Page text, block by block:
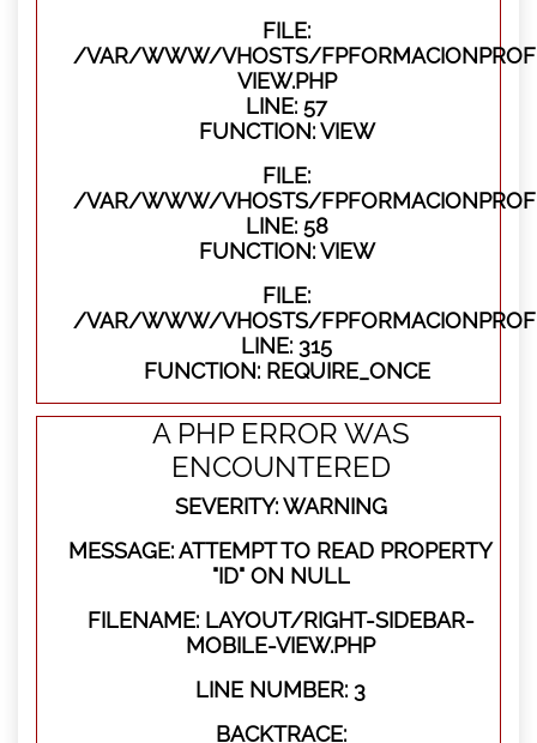
FILE:
/VAR/WWW/VHOSTS/
VIEW.PHP
LINE: 57
FUNCTION: VIEW
FILE:
/VAR/WWW/VHOSTS/
LINE: 58
FUNCTION: VIEW
FILE:
/VAR/WWW/VHOSTS/
LINE: 315
FUNCTION: REQUIRE_ONCE
A PHP ERROR WAS
ENCOUNTERED
SEVERITY: WARNING
MESSAGE: ATTEMPT TO READ PROPERTY
"ID" ON NULL
FILENAME: LAYOUT/RIGHT-SIDEBAR-
MOBILE-VIEW.PHP
LINE NUMBER: 3
BACKTRACE: